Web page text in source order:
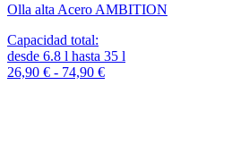
Olla alta Acero AMBITION
Capacidad total:
desde 6.8 l hasta 35 l
26,90 € - 74,90 €